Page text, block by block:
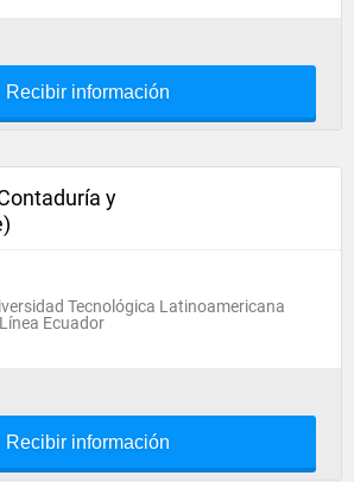
Recibir información
y
Tecnológica Latinoamericana
Ecuador
Recibir información